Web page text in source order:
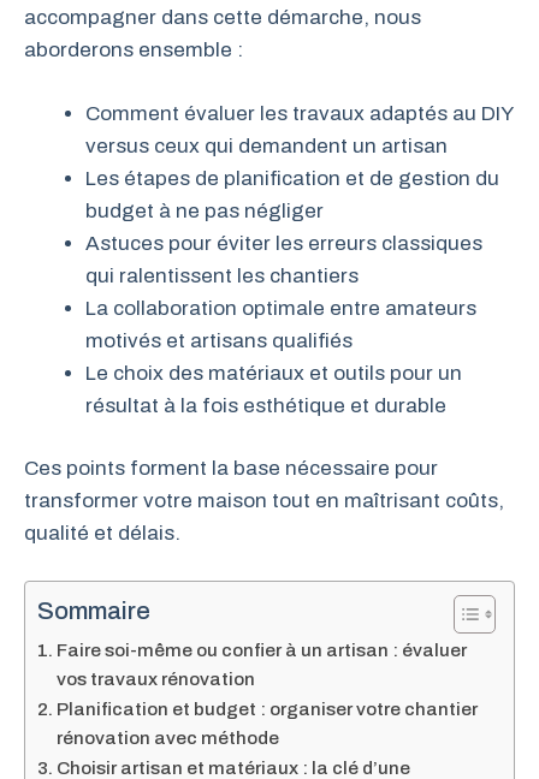
accompagner dans cette démarche, nous
aborderons ensemble :
Comment évaluer les travaux adaptés au DIY
versus ceux qui demandent un artisan
Les étapes de planification et de gestion du
budget à ne pas négliger
Astuces pour éviter les erreurs classiques
qui ralentissent les chantiers
La collaboration optimale entre amateurs
motivés et artisans qualifiés
Le choix des matériaux et outils pour un
résultat à la fois esthétique et durable
Ces points forment la base nécessaire pour
transformer votre maison tout en maîtrisant coûts,
qualité et délais.
Sommaire
Faire soi-même ou confier à un artisan : évaluer
vos travaux rénovation
Planification et budget : organiser votre chantier
rénovation avec méthode
Choisir artisan et matériaux : la clé d’une